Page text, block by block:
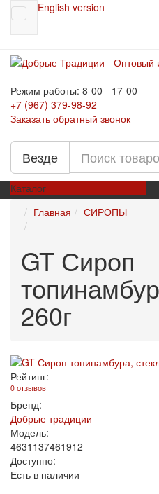
English version
Режим работы: 8-00 - 17-00
+7 (967) 379-98-92
Заказать обратный звонок
Везде
Каталог
Главная
СИРОПЫ
GT Сироп
260г
Рейтинг:
0 отзывов
Бренд:
Добрые традиции
Модель:
4631137461912
Доступно:
Есть в наличии